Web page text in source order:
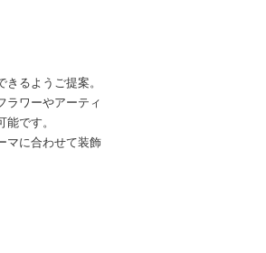
るようご提案。
ラワーやアーティ
です。
マに合わせて装飾